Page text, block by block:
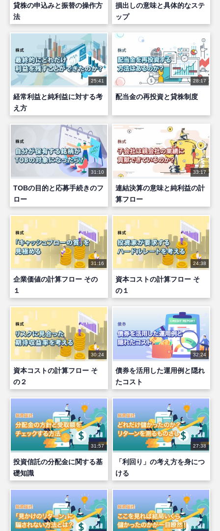
貸株の申込みと振替の操作方
法
損出しの意味と具体的なステ
ップ
25:41
経常利益と純利益に対する考
え方
28:17
配当金の再投資と貸株制度
31:10
TOBの目的と応募手続きのフ
ロー
33:17
連結決算の意味と純利益の計
算フロー
31:16
企業価値の計算フロー その
１
24:38
資本コストの計算フロー そ
の１
30:24
資本コストの計算フロー そ
の２
32:24
債券を活用した運用例と隠れ
たコスト
31:57
投資信託の分配金に関する基
礎知識
27:38
「利回り」の考え方を身につ
ける